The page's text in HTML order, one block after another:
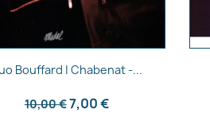
Aperçu rapide
Bouffard | Chabenat -...
10,00 €7,00 €